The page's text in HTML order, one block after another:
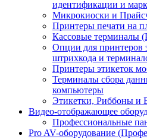
идентификации и
Микрокиоски и
Принтеры печати на
Кассовые терминалы
Опции для принтеров
штрихкода и
Принтеры этикеток
Терминалы сбора
компьютеры
Этикетки, Риббоны и
Видео-отображающее
Профессиональные
Pro AV-оборудование